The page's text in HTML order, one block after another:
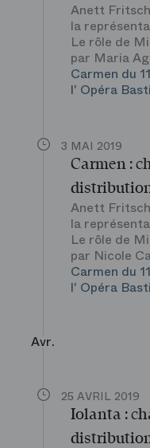
Anett
la
Le rôle de
par Maria
Carmen du
l' Opéra
3 MAI 2019
Carmen :
Anett
la
Le rôle de
par Nicole
Carmen du
l' Opéra
Avr.
25 AVRIL 2019
Iolanta :